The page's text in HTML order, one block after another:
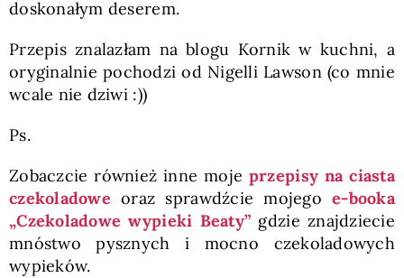
doskonałym deserem.
Przepis znalazłam na blogu Kornik w kuchni, a
oryginalnie pochodzi od Nigelli Lawson (co mnie
wcale nie dziwi :))
Ps.
Zobaczcie również inne moje przepisy na ciasta
czekoladowe oraz sprawdźcie mojegoe-booka
„Czekoladowe wypieki Beaty” gdzie znajdziecie
mnóstwo pysznych i mocno czekoladowych
wypieków.